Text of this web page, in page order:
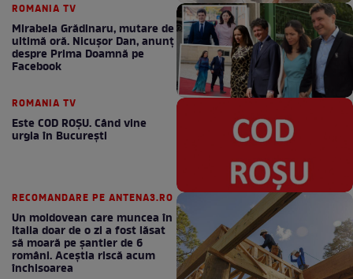
ROMANIA TV
Mirabela Grădinaru, mutare de
ultimă oră. Nicuşor Dan, anunţ
despre Prima Doamnă pe
Facebook
ROMANIA TV
Este COD ROŞU. Când vine
urgia în Bucureşti
RECOMANDARE PE ANTENA3.RO
Un moldovean care muncea în
Italia doar de o zi a fost lăsat
să moară pe şantier de 6
români. Aceștia riscă acum
închisoarea